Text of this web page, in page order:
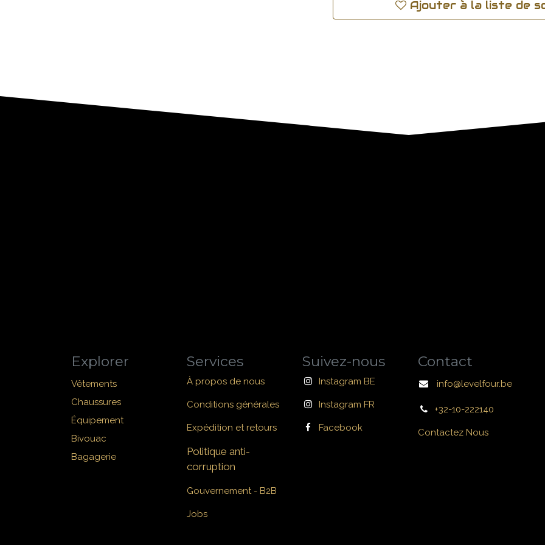
Ajouter à la liste de
Explorer
Vêtements
Chaussures
Équipement
Bivouac
Bagagerie
Services
À propos de nous
Conditions générales
Expédition et retours
Politique anti-
corruption
Gouvernement - B2B
Jobs
Suivez-nous
Instagram BE
Instagram FR
Facebook
Contact
info@levelfour.be
+32-10-222140
Contactez Nous